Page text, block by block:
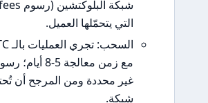
شبكة البلوكتشين (رسوم miners/fees)
التي يتحمّلها العميل.
السحب: تجري العمليات بالـ BTC وUSDT
مع زمن معالجة 5-8 أيام؛ رسوم السحب
غير محددة ومن المرجح أن تُحتسب رسوم